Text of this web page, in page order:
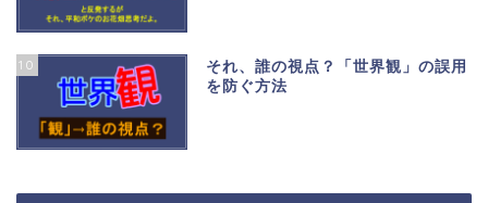
10
それ、誰の視点？「世界観」の誤用
を防ぐ方法